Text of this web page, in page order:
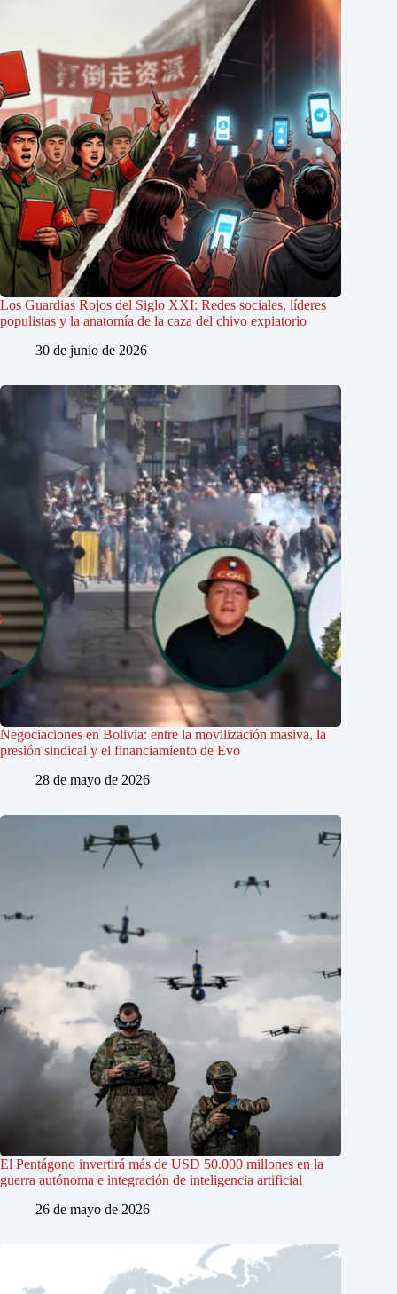
Los Guardias Rojos del Siglo XXI: Redes sociales, líderes
populistas y la anatomía de la caza del chivo expiatorio
30 de junio de 2026
Negociaciones en Bolivia: entre la movilización masiva, la
presión sindical y el financiamiento de Evo
28 de mayo de 2026
El Pentágono invertirá más de USD 50.000 millones en la
guerra autónoma e integración de inteligencia artificial
26 de mayo de 2026